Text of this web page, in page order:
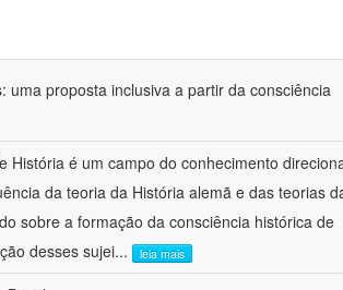
proposta inclusiva a partir da consciência
é um campo do conhecimento
da teoria da História alemã e das teorias
sobre a formação da consciência histórica de
desses sujei... leia mais